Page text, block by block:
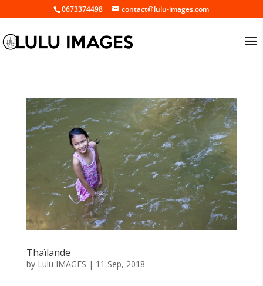
0673374498 contact@lulu-images.com
Thaïlande
by Lulu IMAGES | 11 Sep, 2018